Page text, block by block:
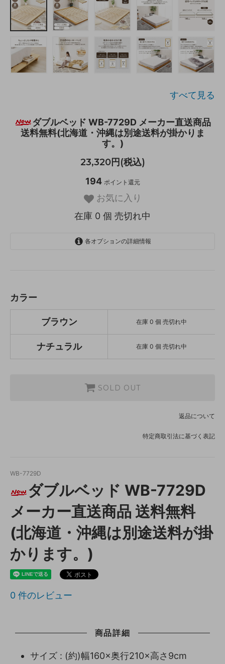
すべて見る
ダブルベッド WB-7729D メーカー直送商品
送料無料(北海道・沖縄は別途送料が掛かりま
す。)
23,320円(税込)
194 ポイント還元
お気に入り
在庫 0 個 売切れ中
各オプションの詳細情報
カラー
ブラウン 在庫 0 個 売切れ中
ナチュラル 在庫 0 個 売切れ中
SOLD OUT
返品について
特定商取引法に基づく表記
WB-7729D
ダブルベッド WB-7729D
メーカー直送商品 送料無料
(北海道・沖縄は別途送料が掛
かります。)
0 件のレビュー
商品詳細
サイズ : (約)幅160×奥行210×高さ9cm